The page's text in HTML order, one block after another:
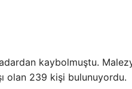
kaybolmuştu.
olan 239 kişi bulunuyordu.